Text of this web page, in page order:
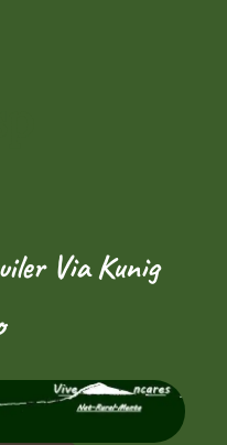
Via Kunig